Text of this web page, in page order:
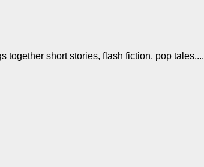
together short stories, flash fiction, pop tales,...